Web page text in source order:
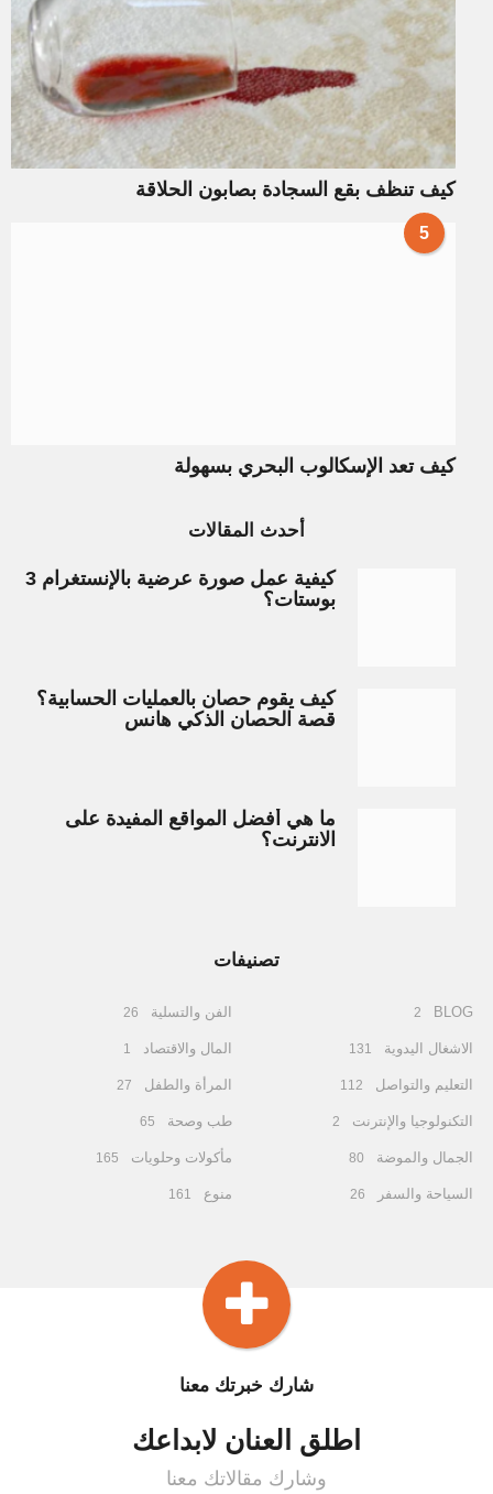
كيف تنظف بقع السجادة بصابون الحلاقة
5
كيف تعد الإسكالوب البحري بسهولة
أحدث المقالات
كيفية عمل صورة عرضية بالإنستغرام 3
بوستات؟
كيف يقوم حصان بالعمليات الحسابية؟
قصة الحصان الذكي هانس
ما هي أفضل المواقع المفيدة على
الانترنت؟
تصنيفات
BLOG
2
الاشغال اليدوية 131
التعليم والتواصل 112
التكنولوجيا والإنترنت 2
الجمال والموضة 80
السياحة والسفر 26
الفن والتسلية 26
المال والاقتصاد 1
المرأة والطفل 27
طب وصحة 65
مأكولات وحلويات 165
منوع 161
شارك خبرتك معنا
اطلق العنان لابداعك
وشارك مقالاتك معنا